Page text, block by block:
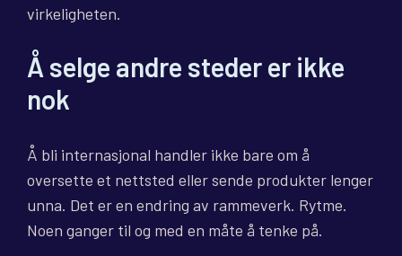
virkeligheten.
Å selge andre steder er ikke
nok
Å bli internasjonal handler ikke bare om å
oversette et nettsted eller sende produkter lenger
unna. Det er en endring av rammeverk. Rytme.
Noen ganger til og med en måte å tenke på.